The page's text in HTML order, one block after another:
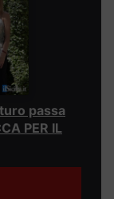
passa
PER IL